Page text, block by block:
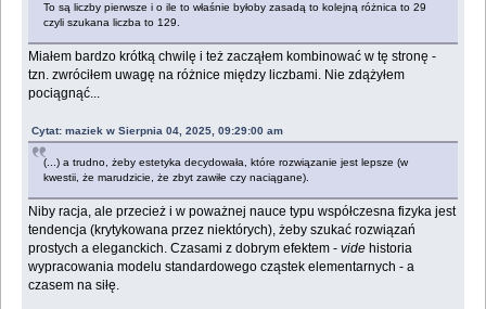
To są liczby pierwsze i o ile to właśnie byłoby zasadą to kolejną różnica to 29
czyli szukana liczba to 129.
Miałem bardzo krótką chwilę i też zacząłem kombinować w tę stronę -
tzn. zwróciłem uwagę na różnice między liczbami. Nie zdążyłem
pociągnąć...
Cytat: maziek w Sierpnia 04, 2025, 09:29:00 am
(...) a trudno, żeby estetyka decydowała, które rozwiązanie jest lepsze (w
kwestii, że marudzicie, że zbyt zawiłe czy naciągane).
Niby racja, ale przecież i w poważnej nauce typu współczesna fizyka jest
tendencja (krytykowana przez niektórych), żeby szukać rozwiązań
prostych a eleganckich. Czasami z dobrym efektem -vide historia
wypracowania modelu standardowego cząstek elementarnych - a
czasem na siłę.